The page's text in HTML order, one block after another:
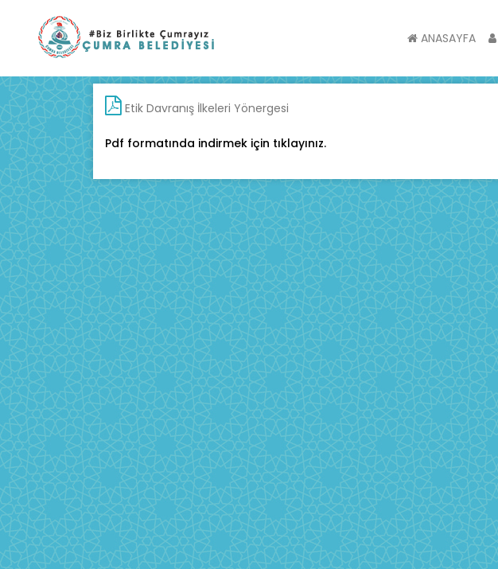
ANASAYFA
Etik Davranış İlkeleri Yönergesi
Pdf formatında indirmek için tıklayınız.